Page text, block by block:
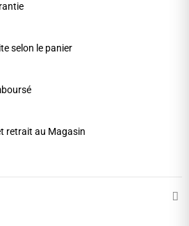
selon le panier
retrait au Magasin